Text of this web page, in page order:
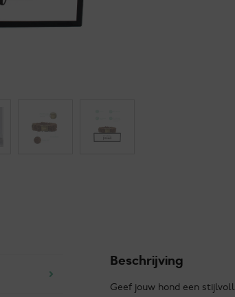
Beschrijving
Geef jouw hond een